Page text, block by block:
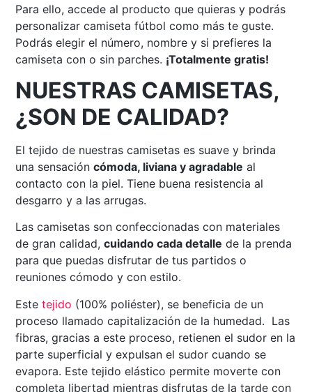
Para ello, accede al producto que quieras y podrás
personalizar camiseta fútbol como más te guste.
Podrás elegir el número, nombre y si prefieres la
camiseta con o sin parches. ¡Totalmente gratis!
NUESTRAS CAMISETAS,
¿SON DE CALIDAD?
El tejido de nuestras camisetas es suave y brinda
una sensacióncómoda, liviana y agradable al
contacto con la piel. Tiene buena resistencia al
desgarro y a las arrugas.
Las camisetas son confeccionadas con materiales
de gran calidad,cuidando cada detalle de la prenda
para que puedas disfrutar de tus partidos o
reuniones cómodo y con estilo.
Estetejido (100% poliéster), se beneficia de un
proceso llamado capitalización de la humedad. Las
fibras, gracias a este proceso, retienen el sudor en la
parte superficial y expulsan el sudor cuando se
evapora. Este tejido elástico permite moverte con
completa libertad mientras disfrutas de la tarde con